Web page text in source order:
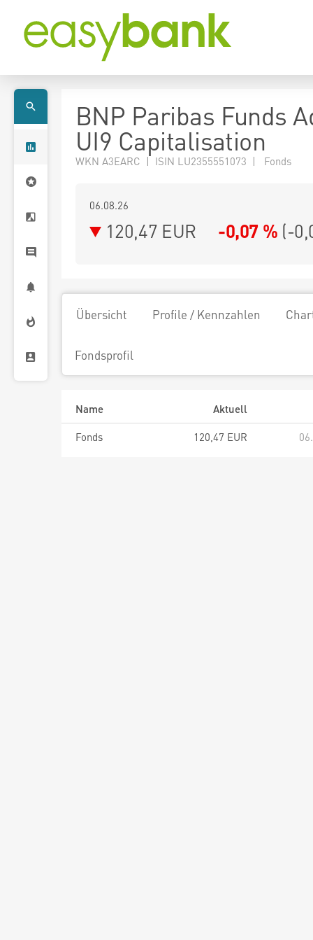
BNP Paribas Funds
UI9 Capitalisation
WKN A3EARC | ISIN LU2355551073 | Fonds
06.08.26
120,47 EUR -0,07 % (-
Übersicht Profile / Kennzahlen
Fondsprofil
Name
Aktuell
Fonds
120,47 EUR